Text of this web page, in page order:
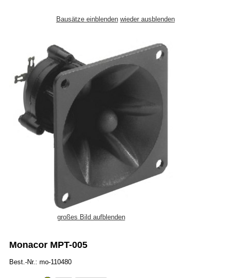
Bausätze einblenden wieder ausblenden
großes Bild aufblenden
Monacor MPT-005
Best.-Nr.: mo-110480